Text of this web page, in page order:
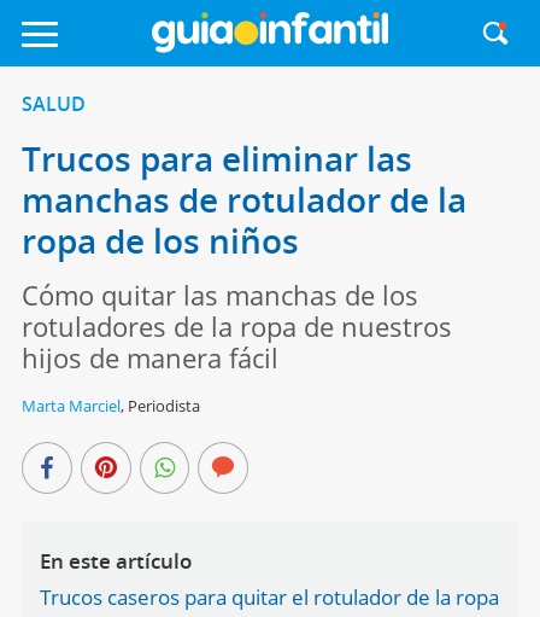
SALUD
Trucos para eliminar las
manchas de rotulador de la
ropa de los niños
Cómo quitar las manchas de los
rotuladores de la ropa de nuestros
hijos de manera fácil
Marta Marciel, Periodista
En este artículo
Trucos caseros para quitar el rotulador de la ropa